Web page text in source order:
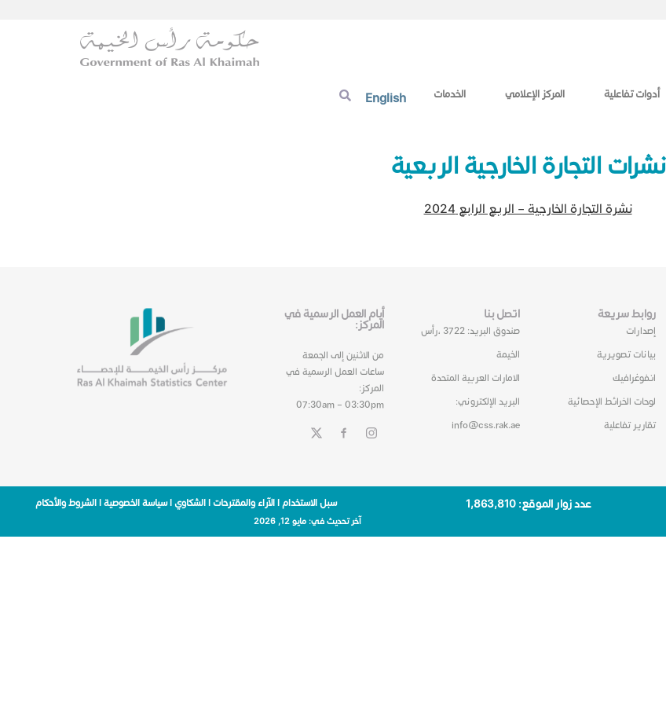
أدوات تفاعلية المركز الإعلامي الخدمات English
نشرات التجارة الخارجية الربعية
​نشرة التجارة الخارجية – الربع الرابع 2024​
روابط سريعة
إصدارات
بيانات تصويرية
انفوغرافيك
لوحات الخرائط الإحصائية
تقارير تفاعلية
اتصل بنا
صندوق البريد: 3722 ،رأس
الخيمة
الامارات العربية المتحدة
البريد الإلكتروني:
info@css.rak.ae
أيام العمل الرسمية في
المركز:
من الاثنين إلى الجمعة
ساعات العمل الرسمية في
المركز:
07:30am – 03:30pm
عدد زوار الموقع: 1٬863٬810 سبل الاستخدام |الآراء والمقترحات|الشكاوي|سياسة الخصوصية|الشروط والأحكام
آخر تحديث في: مايو 12, 2026